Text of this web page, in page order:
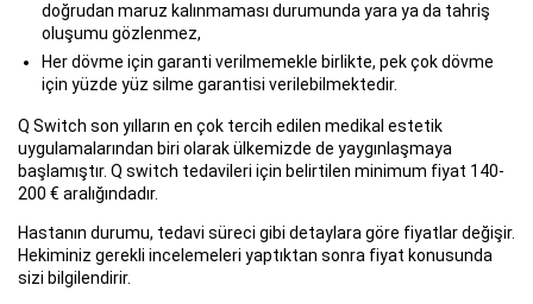
doğrudan maruz kalınmaması durumunda yara ya da tahriş
oluşumu gözlenmez,
Her dövme için garanti verilmemekle birlikte, pek çok dövme
için yüzde yüz silme garantisi verilebilmektedir.
Q Switch son yılların en çok tercih edilen medikal estetik
uygulamalarından biri olarak ülkemizde de yaygınlaşmaya
başlamıştır. Q switch tedavileri için belirtilen minimum fiyat 140-
200 € aralığındadır.
Hastanın durumu, tedavi süreci gibi detaylara göre fiyatlar değişir.
Hekiminiz gerekli incelemeleri yaptıktan sonra fiyat konusunda
sizi bilgilendirir.